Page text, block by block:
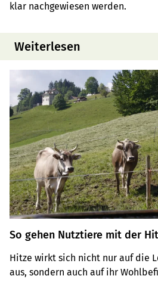
klar nachgewiesen werden.
Weiterlesen
So gehen Nutztiere mit der
Hitze wirkt sich nicht nur auf die
aus, sondern auch auf ihr